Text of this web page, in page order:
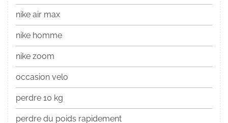
nike air max
nike homme
nike zoom
occasion velo
perdre 10 kg
perdre du poids rapidement